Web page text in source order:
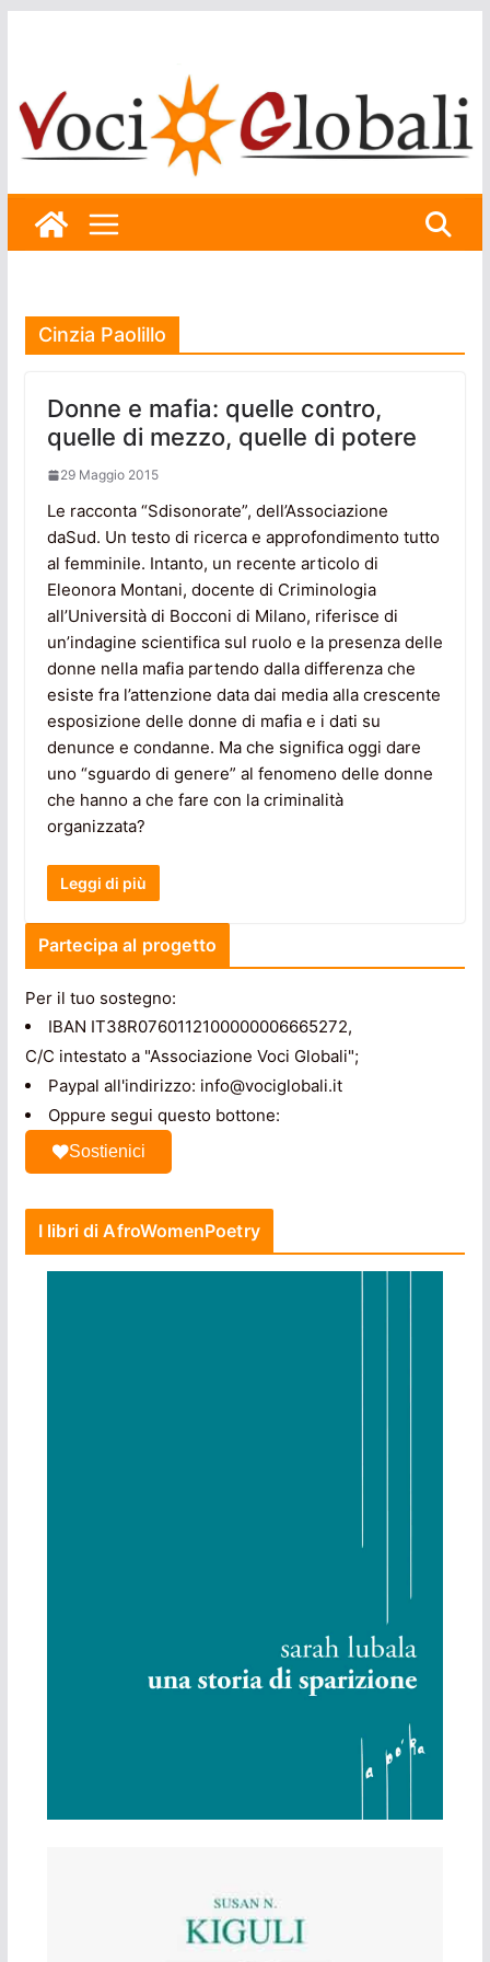
Cinzia Paolillo
Donne e mafia: quelle contro,
quelle di mezzo, quelle di potere
29 Maggio 2015
Le racconta “Sdisonorate”, dell’Associazione
daSud. Un testo di ricerca e approfondimento tutto
al femminile. Intanto, un recente articolo di
Eleonora Montani, docente di Criminologia
all’Università di Bocconi di Milano, riferisce di
un’indagine scientifica sul ruolo e la presenza delle
donne nella mafia partendo dalla differenza che
esiste fra l’attenzione data dai media alla crescente
esposizione delle donne di mafia e i dati su
denunce e condanne. Ma che significa oggi dare
uno “sguardo di genere” al fenomeno delle donne
che hanno a che fare con la criminalità
organizzata?
Leggi di più
Partecipa al progetto
Per il tuo sostegno:
IBAN IT38R0760112100000006665272,
C/C intestato a "Associazione Voci Globali";
Paypal all'indirizzo: info@vociglobali.it
Oppure segui questo bottone:
Sostienici
I libri di AfroWomenPoetry